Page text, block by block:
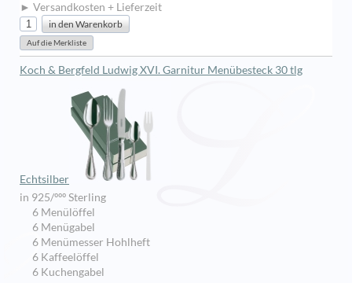
► Versandkosten + Lieferzeit
Koch & Bergfeld Ludwig XVI. Garnitur Menübesteck 30 tlg
Echtsilber
in 925/ººº Sterling
6 Menülöffel
6 Menügabel
6 Menümesser Hohlheft
6 Kaffeelöffel
6 Kuchengabel